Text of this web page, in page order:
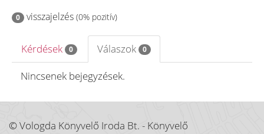
0 visszajelzés (0% pozitív)
Kérdések 0 Válaszok 0
Nincsenek bejegyzések.
© Vologda Könyvelő Iroda Bt. - Könyvelő